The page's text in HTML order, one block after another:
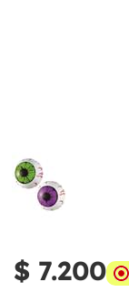
$ 7.200